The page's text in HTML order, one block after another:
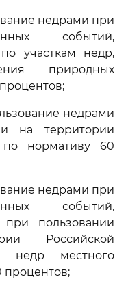
недрами при
событий,
участкам недр,
природных
недрами
на территории
нормативу 60
недрами при
событий,
пользовании
Российской
недр местного
процентов;